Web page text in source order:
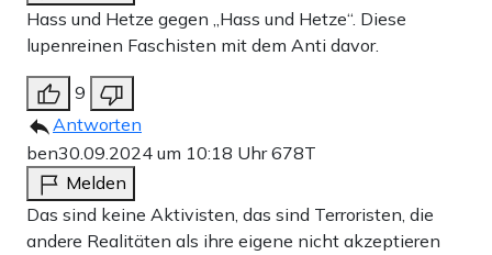
Hass und Hetze gegen „Hass und Hetze“. Diese
lupenreinen Faschisten mit dem Anti davor.
9
Antworten
ben30.09.2024 um 10:18 Uhr678T
Melden
Das sind keine Aktivisten, das sind Terroristen, die
andere Realitäten als ihre eigene nicht akzeptieren